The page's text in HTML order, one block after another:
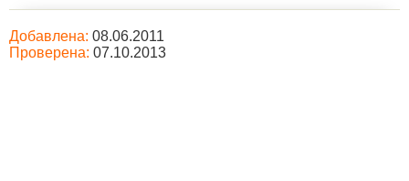
Добавлена: 08.06.2011
Проверена: 07.10.2013